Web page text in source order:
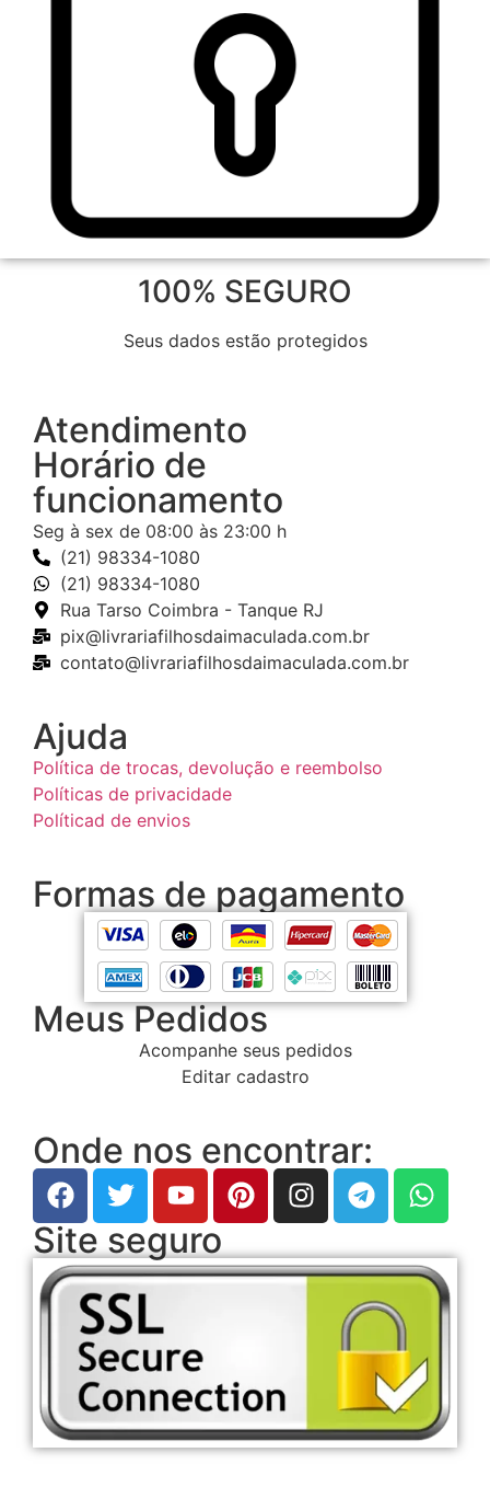
100% SEGURO
Seus dados estão protegidos
Atendimento
Horário de
funcionamento
Seg à sex de 08:00 às 23:00 h
(21) 98334-1080
(21) 98334-1080
Rua Tarso Coimbra - Tanque RJ
pix@livrariafilhosdaimaculada.com.br
contato@livrariafilhosdaimaculada.com.br
Ajuda
Política de trocas, devolução e reembolso
Políticas de privacidade
Políticad de envios
Formas de pagamento
Meus Pedidos
Acompanhe seus pedidos
Editar cadastro
Onde nos encontrar:
Site seguro